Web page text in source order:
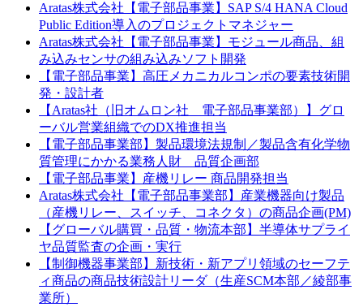
Aratas株式会社【電子部品事業】SAP S/4 HANA Cloud
Public Edition導入のプロジェクトマネジャー
Aratas株式会社【電子部品事業】モジュール商品、組
み込みセンサの組み込みソフト開発
【電子部品事業】高圧メカニカルコンポの要素技術開
発・設計者
【Aratas社（旧オムロン社 電子部品事業部）】グロ
ーバル営業組織でのDX推進担当
【電子部品事業部】製品環境法規制／製品含有化学物
質管理にかかる業務人財 品質企画部
【電子部品事業】産機リレー 商品開発担当
Aratas株式会社【電子部品事業部】産業機器向け製品
（産機リレー、スイッチ、コネクタ）の商品企画(PM)
【グローバル購買・品質・物流本部】半導体サプライ
ヤ品質監査の企画・実行
【制御機器事業部】新技術・新アプリ領域のセーフテ
ィ商品の商品技術設計リーダ（生産SCM本部／綾部事
業所）